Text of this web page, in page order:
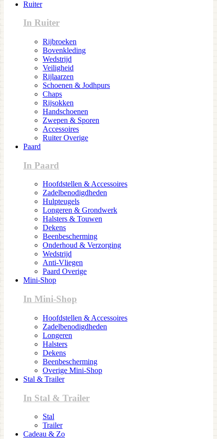
Ruiter
In Ruiter
Rijbroeken
Bovenkleding
Wedstrijd
Veiligheid
Rijlaarzen
Schoenen & Jodhpurs
Chaps
Rijsokken
Handschoenen
Zwepen & Sporen
Accessoires
Ruiter Overige
Paard
In Paard
Hoofdstellen & Accessoires
Zadelbenodigdheden
Hulpteugels
Longeren & Grondwerk
Halsters & Touwen
Dekens
Beenbescherming
Onderhoud & Verzorging
Wedstrijd
Anti-Vliegen
Paard Overige
Mini-Shop
In Mini-Shop
Hoofdstellen & Accessoires
Zadelbenodigdheden
Longeren
Halsters
Dekens
Beenbescherming
Overige Mini-Shop
Stal & Trailer
In Stal & Trailer
Stal
Trailer
Cadeau & Zo